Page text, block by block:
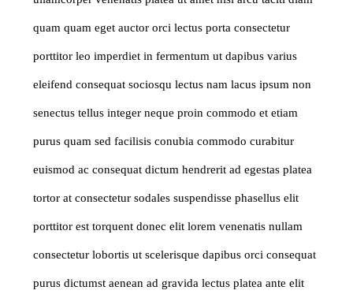
quam quam eget auctor orci lectus porta consectetur
porttitor leo imperdiet in fermentum ut dapibus varius
eleifend consequat sociosqu lectus nam lacus ipsum non
senectus tellus integer neque proin commodo et etiam
purus quam sed facilisis conubia commodo curabitur
euismod ac consequat dictum hendrerit ad egestas platea
tortor at consectetur sodales suspendisse phasellus elit
porttitor est torquent donec elit lorem venenatis nullam
consectetur lobortis ut scelerisque dapibus orci consequat
purus dictumst aenean ad gravida lectus platea ante elit